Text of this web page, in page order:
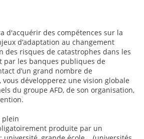
d'acquérir des compétences sur la
d’adaptation au changement
des risques de catastrophes dans les
par les banques publiques de
d’un grand nombre de
vous développerez une vision globale
du groupe AFD, de son organisation,
plein
produite par un